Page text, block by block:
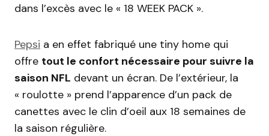
dans l’excès avec le « 18 WEEK PACK ».
Pepsi a en effet fabriqué une tiny home qui
offre tout le confort nécessaire pour suivre la
saison NFL devant un écran. De l’extérieur, la
« roulotte » prend l’apparence d’un pack de
canettes avec le clin d’oeil aux 18 semaines de
la saison régulière.